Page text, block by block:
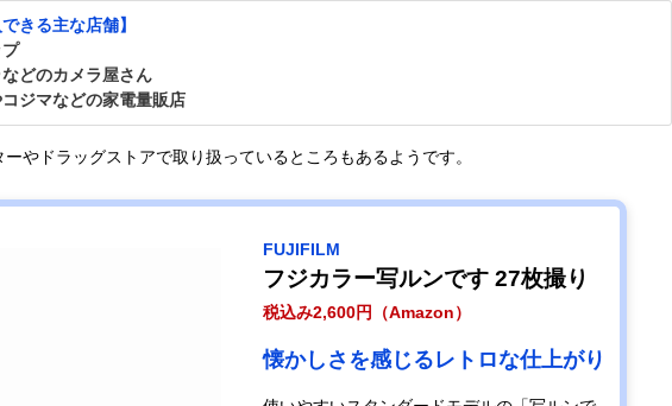
きる主な店舗】
どのカメラ屋さん
ジマなどの家電量販店
やドラッグストアで取り扱っているところもあるようです。
FUJIFILM
フジカラー写ルンです 27枚撮り
税込み2,600円（Amazon）
懐かしさを感じるレトロな仕上がり